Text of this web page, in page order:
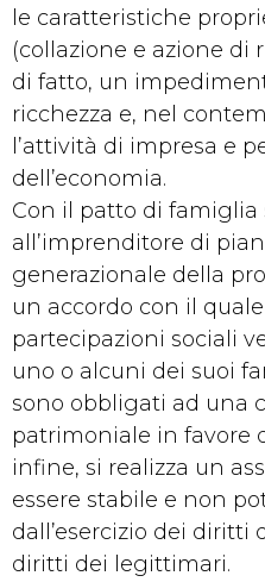
le caratteristiche
(collazione e azione di
di fatto, un
ricchezza e, nel
l’attività di impresa e
dell’economia.
Con il patto di famiglia
all’imprenditore di
generazionale della
un accordo con il quale
partecipazioni sociali
uno o alcuni dei suoi
sono obbligati ad una
patrimoniale in favore
infine, si realizza un
essere stabile e non
dall’esercizio dei diritti
diritti dei legittimari.